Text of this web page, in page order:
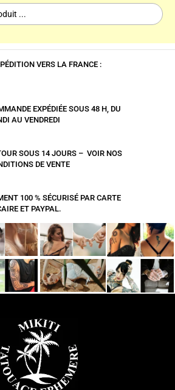
VERS LA FRANCE :
EXPÉDIÉE SOUS 48 H, DU
AU VENDREDI
SOUS 14 JOURS – VOIR NOS
DE VENTE
100 % SÉCURISÉ PAR CARTE
ET PAYPAL.